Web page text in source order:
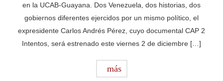
en la UCAB-Guayana. Dos Venezuela, dos historias, dos
gobiernos diferentes ejercidos por un mismo político, el
expresidente Carlos Andrés Pérez, cuyo documental CAP 2
Intentos, será estrenado este viernes 2 de diciembre […]
más